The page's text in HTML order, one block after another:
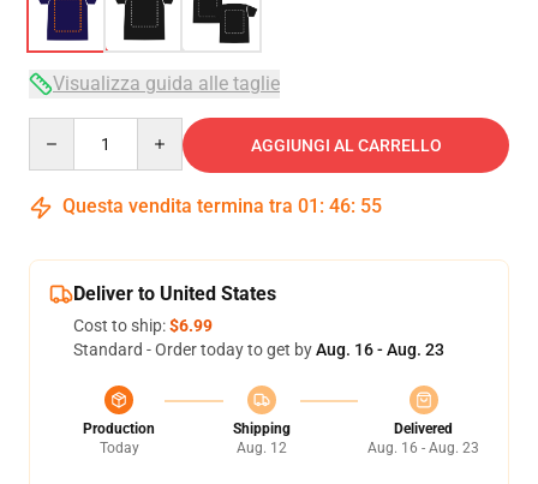
Visualizza guida alle taglie
AGGIUNGI AL CARRELLO
Questa vendita termina tra 01 : 46: 54
Deliver to United States
Cost to ship:$6.99
Standard - Order today to get byAug. 16 - Aug. 23
Production
Today
Shipping
Aug. 12
Delivered
Aug. 16 - Aug. 23